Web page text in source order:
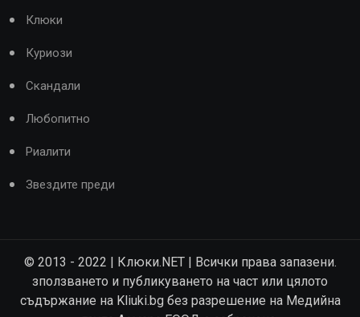
Клюки
Куриози
Скандали
Любопитно
Риалити
Звездите преди
© 2013 - 2022 | Клюки.NET | Всички права запазени.
зползването и публикуването на част или цялото
съдържание на Kliuki.bg без разрешение на Медийна